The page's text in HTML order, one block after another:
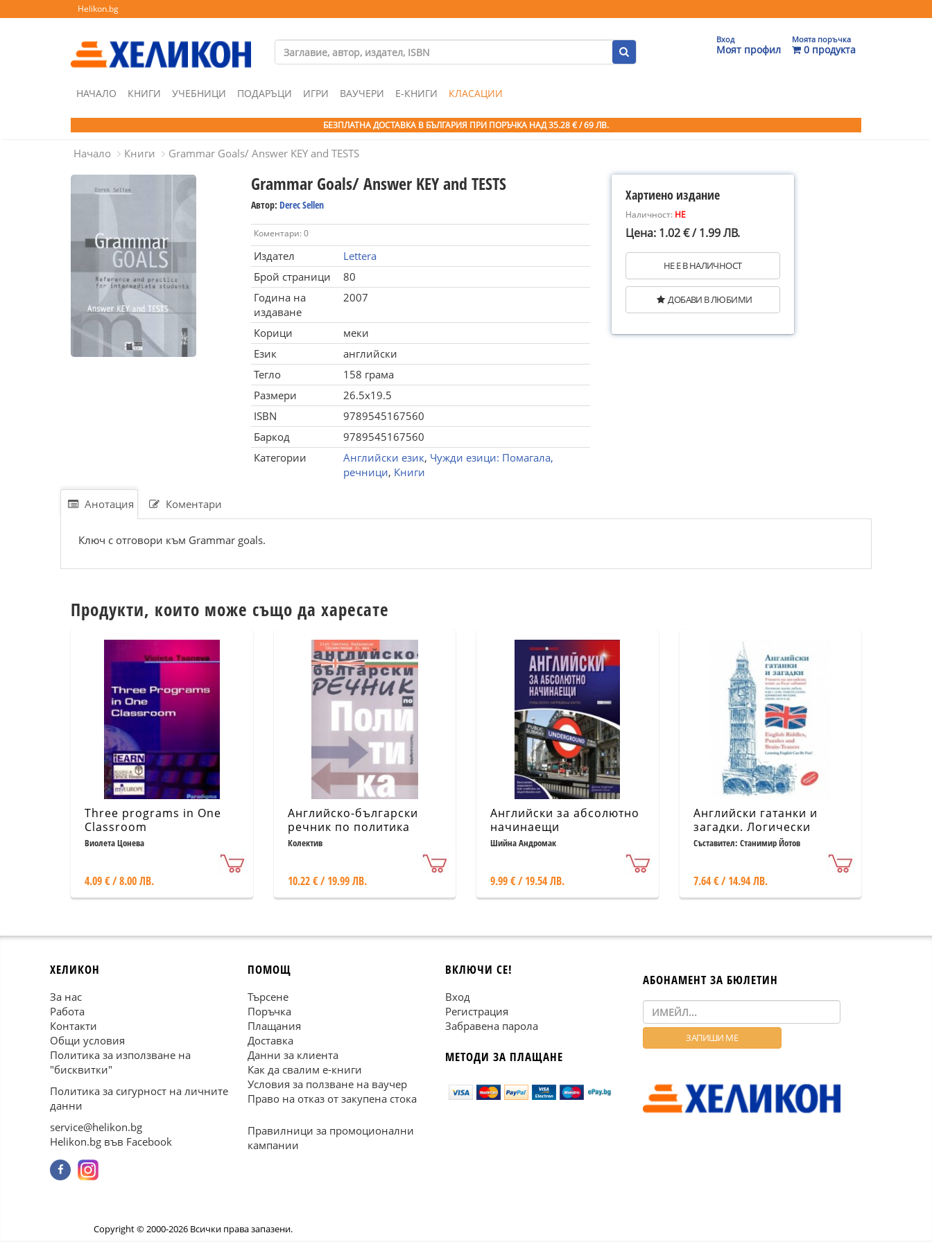
Helikon.bg
Вход
Моят профил
Моята поръчка
0 продукта
НАЧАЛО КНИГИ УЧЕБНИЦИ ПОДАРЪЦИ ИГРИ ВАУЧЕРИ Е-КНИГИ КЛАСАЦИИ
БЕЗПЛАТНА ДОСТАВКА В БЪЛГАРИЯ ПРИ ПОРЪЧКА НАД 35.28 € / 69 ЛВ.
Начало Книги Grammar Goals/ Answer KEY and TESTS
Grammar Goals/ Answer KEY and TESTS
Автор: Derec Sellen
Коментари: 0
Издател
Lettera
Брой страници
80
Година на
издаване
2007
Корици
меки
Език
английски
Тегло
158 грама
Размери
26.5x19.5
ISBN
9789545167560
Баркод
9789545167560
Категории
Английски език, Чужди езици: Помагала,
речници, Книги
Хартиено издание
Наличност: НЕ
Цена: 1.02 € / 1.99 ЛВ.
НЕ Е В НАЛИЧНОСТ
ДОБАВИ В ЛЮБИМИ
Анотация Коментари
Ключ с отговори към Grammar goals.
Продукти, които може също да харесате
Three programs in One
Classroom
Виолета Цонева
4.09 € / 8.00 ЛВ.
Английско-български
речник по политика
Колектив
10.22 € / 19.99 ЛВ.
Английски за абсолютно
начинаещи
Шийна Андромак
9.99 € / 19.54 ЛВ.
Английски гатанки и
загадки. Логически
задачи, ребуси, игри с
думи, въпроси-уловки,
Съставител: Станимир Йотов
7.64 € / 14.94 ЛВ.
ХЕЛИКОН
За нас
Работа
Контакти
Общи условия
Политика за използване на
"бисквитки"
Политика за сигурност на личните
данни
service@helikon.bg
Helikon.bg във Facebook
ПОМОЩ
Търсене
Поръчка
Плащания
Доставка
Данни за клиента
Как да свалим е-книги
Условия за ползване на ваучер
Право на отказ от закупена стока
Правилници за промоционални
кампании
ВКЛЮЧИ СЕ!
Вход
Регистрация
Забравена парола
МЕТОДИ ЗА ПЛАЩАНЕ
АБОНАМЕНТ ЗА БЮЛЕТИН
Copyright © 2000-2026 Всички права запазени.